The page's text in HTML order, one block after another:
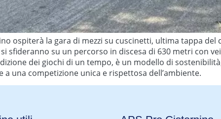
ospiterà la gara di mezzi su cuscinetti, ultima tappa
sfideranno su un percorso in discesa di 630 metri con
dei giochi di un tempo, è un modello di
una competizione unica e rispettosa dell’ambiente.